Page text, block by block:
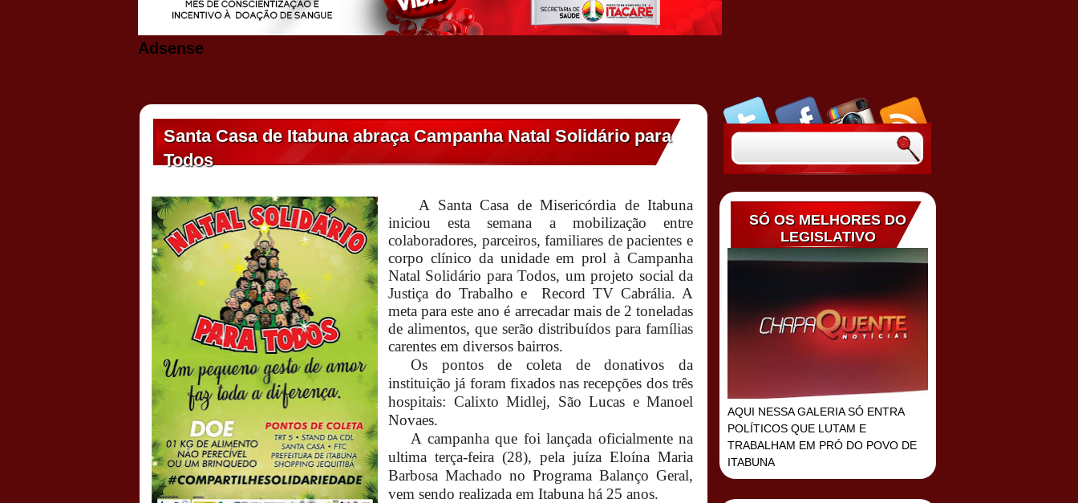
Adsense
Santa Casa de Itabuna abraça Campanha Natal Solidário para
Todos
A Santa Casa de Misericórdia de Itabuna
iniciou esta semana a mobilização entre
colaboradores, parceiros, familiares de pacientes e
corpo clínico da unidade em prol à Campanha
Natal Solidário para Todos, um projeto social da
Justiça do Trabalho e Record TV Cabrália. A
meta para este ano é arrecadar mais de 2 toneladas
de alimentos, que serão distribuídos para famílias
carentes em diversos bairros.
Os pontos de coleta de donativos da
instituição já foram fixados nas recepções dos três
hospitais: Calixto Midlej, São Lucas e Manoel
Novaes.
A campanha que foi lançada oficialmente na
ultima terça-feira (28), pela juíza Eloína Maria
Barbosa Machado no Programa Balanço Geral,
vem sendo realizada em Itabuna há 25 anos.
SÓ OS MELHORES DO
LEGISLATIVO
AQUI NESSA GALERIA SÓ ENTRA
POLÍTICOS QUE LUTAM E
TRABALHAM EM PRÓ DO POVO DE
ITABUNA